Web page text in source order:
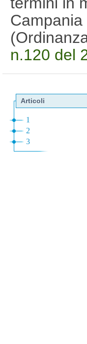
n.120 del